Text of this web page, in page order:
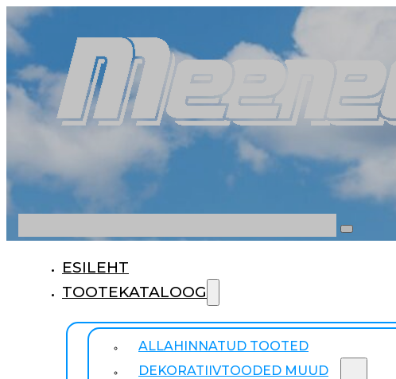
ESILEHT
TOOTEKATALOOG
ALLAHINNATUD TOOTED
DEKORATIIVTOODED MUUD